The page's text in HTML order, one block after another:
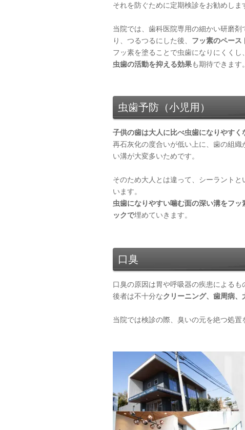
それを防ぐために定期検診をお勧めしま
当院では、歯科医院専用の細かい研磨剤
り、つるつるにした後、 フッ素のペース
フッ素を塗ることで虫歯になりにくく
虫歯の活動を抑える効果も期待できます。
虫歯予防（小児用）
子供の歯は大人に比べ虫歯になりやすく
再石灰化の度合いが低い上に、歯の組織
い溝が大変多いためです。
そのため大人とは違って、シーラントと
います。
虫歯になりやすい噛む面の深い溝をフッ
ックで埋めていきます。
口臭
口臭の原因は胃や呼吸器の疾患によるも
後者は不十分なクリーニング、歯周病
当院では検診の際、臭いの元を絶つ処置